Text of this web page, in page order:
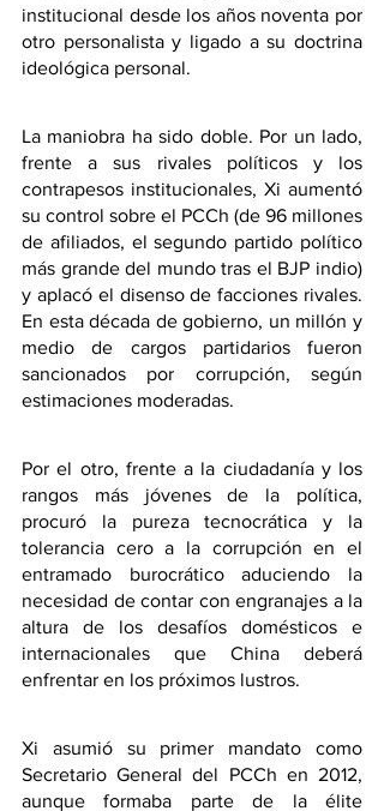
institucional desde los años noventa por
otro personalista y ligado a su doctrina
ideológica personal.
La maniobra ha sido doble. Por un lado,
frente a sus rivales políticos y los
contrapesos institucionales, Xi aumentó
su control sobre el PCCh (de 96 millones
de afiliados, el segundo partido político
más grande del mundo tras el BJP indio)
y aplacó el disenso de facciones rivales.
En esta década de gobierno, un millón y
medio de cargos partidarios fueron
sancionados por corrupción, según
estimaciones moderadas.
Por el otro, frente a la ciudadanía y los
rangos más jóvenes de la política,
procuró la pureza tecnocrática y la
tolerancia cero a la corrupción en el
entramado burocrático aduciendo la
necesidad de contar con engranajes a la
altura de los desafíos domésticos e
internacionales que China deberá
enfrentar en los próximos lustros.
Xi asumió su primer mandato como
Secretario General del PCCh en 2012,
aunque formaba parte de la élite